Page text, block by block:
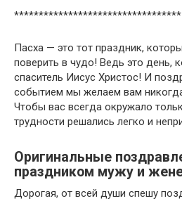
**********************************
Пасха — это тот праздник,
поверить в чудо! Ведь это день,
спаситель Иисус Христос! И
событием мы желаем вам никогда
Чтобы вас всегда окружало
трудности решались легко и
Оригинальные
праздником мужу и
Дорогая, от всей души спешу